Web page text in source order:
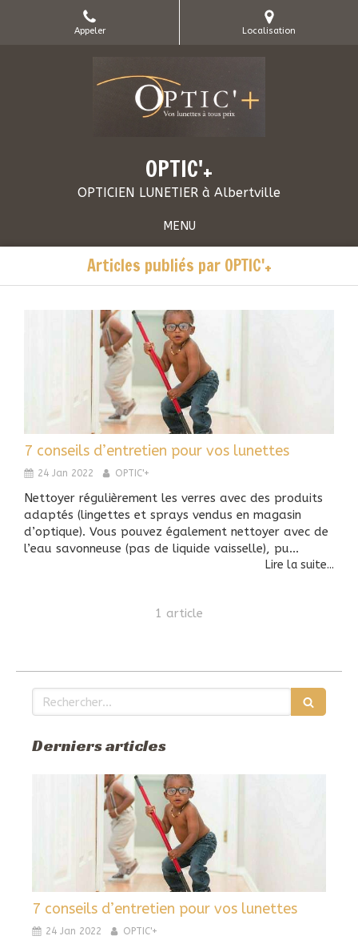
Appeler Localisation
OPTIC'+
OPTICIEN LUNETIER à Albertville
MENU
Articles publiés par OPTIC'+
7 conseils d’entretien pour vos lunettes
24 Jan 2022 OPTIC'+
Nettoyer régulièrement les verres avec des produits
adaptés (lingettes et sprays vendus en magasin
d’optique). Vous pouvez également nettoyer avec de
l’eau savonneuse (pas de liquide vaisselle), pu...
Lire la suite...
1 article
Rechercher
Derniers articles
7 conseils d’entretien pour vos lunettes
24 Jan 2022 OPTIC'+